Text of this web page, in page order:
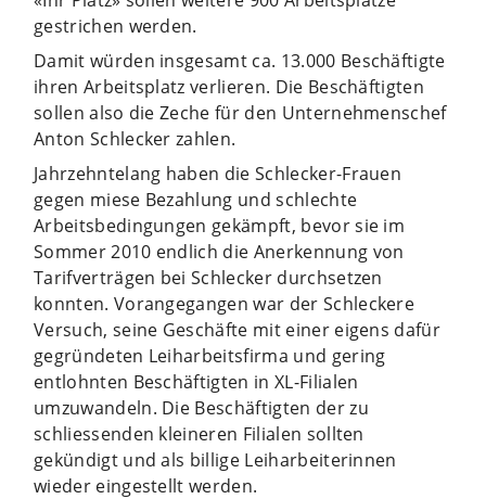
gestrichen werden.
Damit würden insgesamt ca. 13.000 Beschäftigte
ihren Arbeitsplatz verlieren. Die Beschäftigten
sollen also die Zeche für den Unternehmenschef
Anton Schlecker zahlen.
Jahrzehntelang haben die Schlecker-Frauen
gegen miese Bezahlung und schlechte
Arbeitsbedingungen gekämpft, bevor sie im
Sommer 2010 endlich die Anerkennung von
Tarifverträgen bei Schlecker durchsetzen
konnten. Vorangegangen war der Schleckere
Versuch, seine Geschäfte mit einer eigens dafür
gegründeten Leiharbeitsfirma und gering
entlohnten Beschäftigten in XL-Filialen
umzuwandeln. Die Beschäftigten der zu
schliessenden kleineren Filialen sollten
gekündigt und als billige Leiharbeiterinnen
wieder eingestellt werden.